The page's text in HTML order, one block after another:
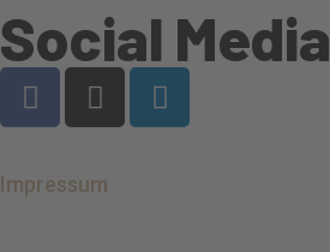
Social Media
Impressum